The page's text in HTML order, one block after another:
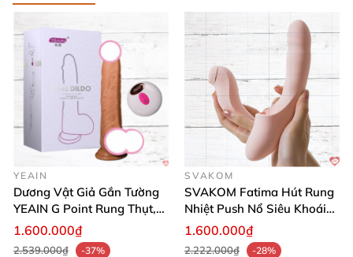
YEAIN
Dương Vật Giả Gắn Tường
YEAIN G Point Rung Thụt,
Tỏa Nhiệt, Điều Khiển Xa
1.600.000₫
2.539.000₫
-37%
SVAKOM
SVAKOM Fatima Hút Rung
Nhiệt Push Nổ Siêu Khoái
Lạc
1.600.000₫
2.222.000₫
-28%